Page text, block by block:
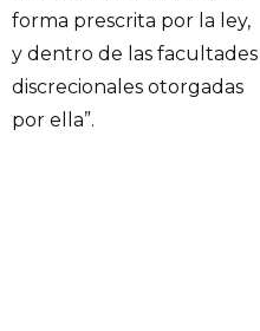
forma prescrita por la ley,
y dentro de las facultades
discrecionales otorgadas
por ella”.